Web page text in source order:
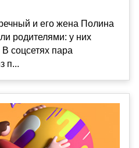
и его жена Полина
родителями: у них
соцсетях пара
п...